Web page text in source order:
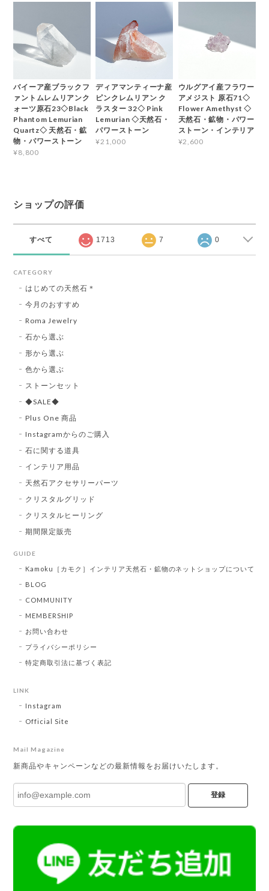
バイーア産ブラックフ
ァントムレムリアンク
ォーツ原石23◇Black
Phantom Lemurian
Quartz◇ 天然石・鉱
物・パワーストーン
¥8,800
ディアマンティーナ産
ピンクレムリアン ク
ラスター 32◇ Pink
Lemurian ◇天然石・
パワーストーン
¥21,000
ウルグアイ産フラワー
アメジスト 原石71◇
Flower Amethyst ◇
天然石・鉱物・パワー
ストーン・インテリア
¥2,600
ショップの評価
すべて 1713 7 0
CATEGORY
はじめての天然石＊
今月のおすすめ
Roma Jewelry
石から選ぶ
形から選ぶ
色から選ぶ
ストーンセット
◆SALE◆
Plus One 商品
Instagramからのご購入
石に関する道具
インテリア用品
天然石アクセサリーパーツ
クリスタルグリッド
クリスタルヒーリング
期間限定販売
GUIDE
Kamoku［カモク］インテリア天然石・鉱物のネットショップについて
BLOG
COMMUNITY
MEMBERSHIP
お問い合わせ
プライバシーポリシー
特定商取引法に基づく表記
LINK
Instagram
Official Site
Mail Magazine
新商品やキャンペーンなどの最新情報をお届けいたします。
登録